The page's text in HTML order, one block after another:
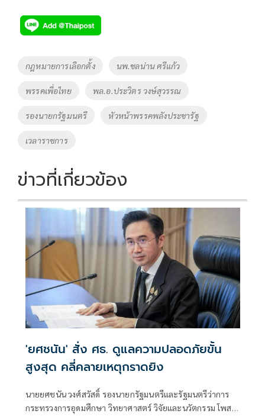
e
b
o
o
k
tt
er
p
y
Li
k
Tags
กฎหมายการเลือกตั้ง นพ.ชลน่าน ศรีแก้ว
พรรคเพื่อไทย พล.อ.ประวิตร วงษ์สุวรรณ
รองนายกรัฐมนตรี หัวหน้าพรรคพลังประชารัฐ
เวลาราชการ
ข่าวที่เกี่ยวข้อง
'ยศชนัน' สั่ง ศธ. ดูแลความปลอดภัยขั้น
สูงสุด คลี่คลายเหตุกราดยิง
นายยศชนัน วงศ์สวัสดิ์ รองนายกรัฐมนตรีและรัฐมนตรีว่าการ
กระทรวงการอุดมศึกษา วิทยาศาสตร์ วิจัยและนวัตกรรม โพสต์